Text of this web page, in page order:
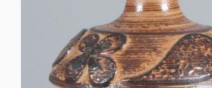
Sko til Arne Jacobsen stole